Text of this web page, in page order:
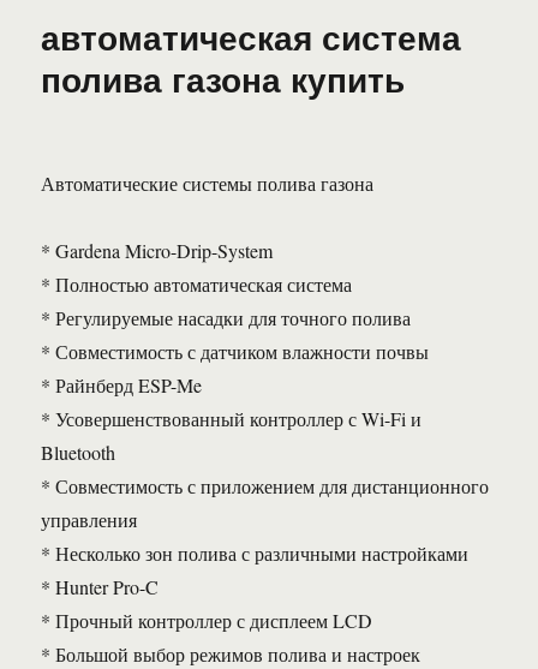
автоматическая система
полива газона купить
Автоматические системы полива газона
* Gardena Micro-Drip-System
* Полностью автоматическая система
* Регулируемые насадки для точного полива
* Совместимость с датчиком влажности почвы
* Райнберд ESP-Me
* Усовершенствованный контроллер с Wi-Fi и
Bluetooth
* Совместимость с приложением для дистанционного
управления
* Несколько зон полива с различными настройками
* Hunter Pro-C
* Прочный контроллер с дисплеем LCD
* Большой выбор режимов полива и настроек